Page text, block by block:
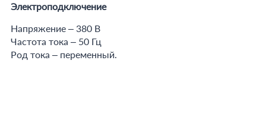
Электроподключение
Напряжение – 380 В
Частота тока – 50 Гц
Род тока – переменный.